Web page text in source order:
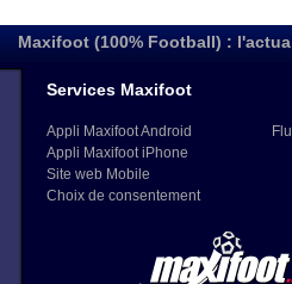
Maxifoot (100% Football) :
Services Maxifoot
Appli Maxifoot Android
Appli Maxifoot iPhone
Site web Mobile
Choix de consentement